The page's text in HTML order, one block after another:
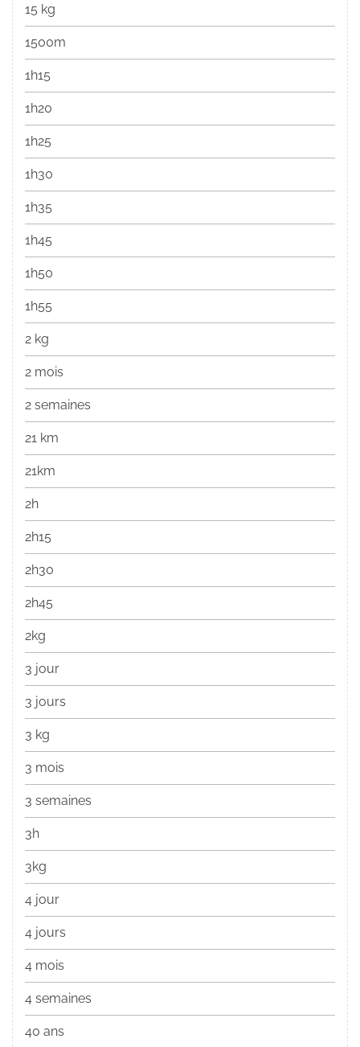
15 kg
1500m
1h15
1h20
1h25
1h30
1h35
1h45
1h50
1h55
2 kg
2 mois
2 semaines
21 km
21km
2h
2h15
2h30
2h45
2kg
3 jour
3 jours
3 kg
3 mois
3 semaines
3h
3kg
4 jour
4 jours
4 mois
4 semaines
40 ans